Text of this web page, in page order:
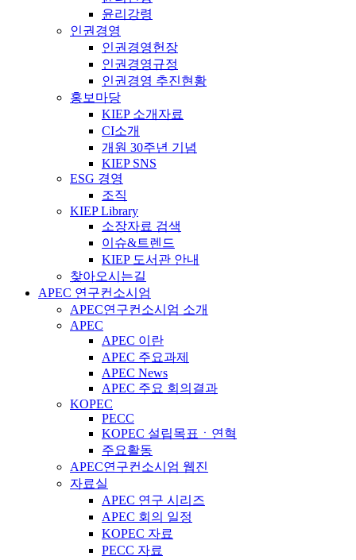
윤리강령
인권경영
인권경영헌장
인권경영규정
인권경영 추진현황
홍보마당
KIEP 소개자료
CI소개
개원 30주년 기념
KIEP SNS
ESG 경영
조직
KIEP Library
소장자료 검색
이슈&트렌드
KIEP 도서관 안내
찾아오시는길
APEC 연구컨소시엄
APEC연구컨소시엄 소개
APEC
APEC 이란
APEC 주요과제
APEC News
APEC 주요 회의결과
KOPEC
PECC
KOPEC 설립목표ㆍ연혁
주요활동
APEC연구컨소시엄 웹진
자료실
APEC 연구 시리즈
APEC 회의 일정
KOPEC 자료
PECC 자료